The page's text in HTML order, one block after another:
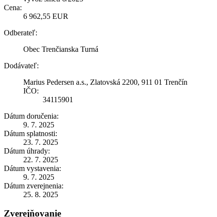
Cena:
6 962,55 EUR
Odberateľ:
Obec Trenčianska Turná
Dodávateľ:
Marius Pedersen a.s., Zlatovská 2200, 911 01 Trenčín
IČO:
34115901
Dátum doručenia:
9. 7. 2025
Dátum splatnosti:
23. 7. 2025
Dátum úhrady:
22. 7. 2025
Dátum vystavenia:
9. 7. 2025
Dátum zverejnenia:
25. 8. 2025
Zverejňovanie